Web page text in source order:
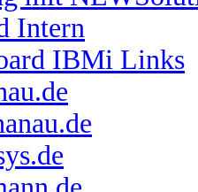
Intern
IBMi Links